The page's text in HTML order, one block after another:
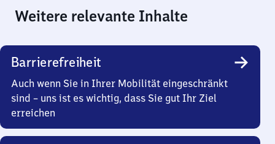
Weitere relevante Inhalte
Barrierefreiheit
Auch wenn Sie in Ihrer Mobilität eingeschränkt
sind – uns ist es wichtig, dass Sie gut Ihr Ziel
erreichen